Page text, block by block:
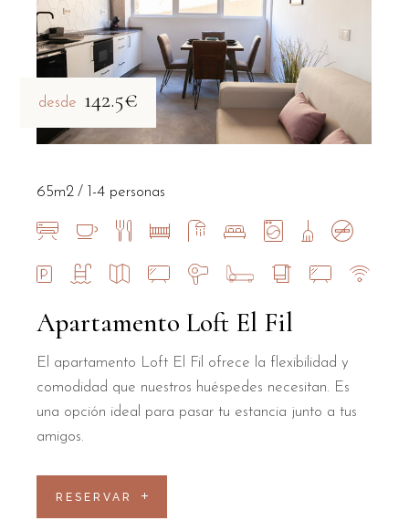
desde 142.5€
Apartamento Loft El Fil
El apartamento Loft El Fil ofrece la flexibilidad y
comodidad que nuestros huéspedes necesitan. Es
una opción ideal para pasar tu estancia junto a tus
amigos.
RESERVAR
65m2 1-4 personas